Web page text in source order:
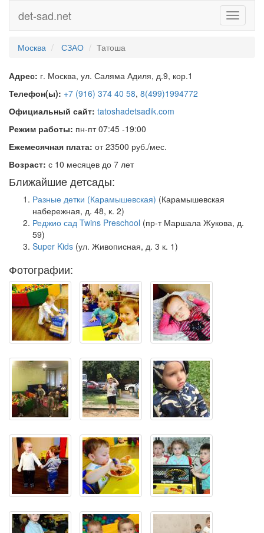
Toggle
det-sad.net
Москва СЗАО Татоша
Адрес: г. Москва, ул. Саляма Адиля, д.9, кор.1
Телефон(ы): +7 (916) 374 40 58, 8(499)1994772
Официальный сайт: tatoshadetsadik.com
Режим работы: пн-пт 07:45 -19:00
Ежемесячная плата: от 23500 руб./мес.
Возраст: с 10 месяцев до 7 лет
Ближайшие детсады:
Разные детки (Карамышевская) (Карамышевская
набережная, д. 48, к. 2)
Реджио сад Twins Preschool (пр-т Маршала Жукова, д.
59)
Super Kids (ул. Живописная, д. 3 к. 1)
Фотографии: